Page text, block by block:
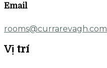
Email
rooms@currarevagh.com
Vị trí